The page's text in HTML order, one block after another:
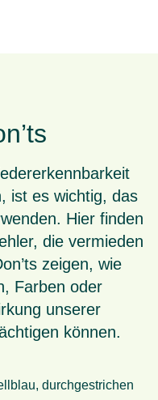
ist es wichtig, das
Hier finden
die vermieden
zeigen, wie
Farben oder
unserer
können.